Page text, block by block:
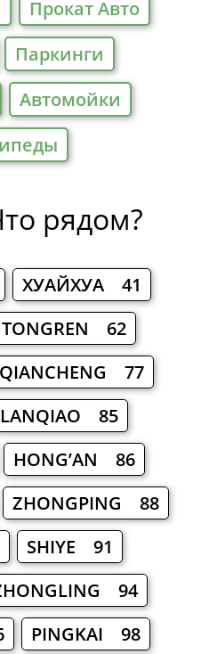
Прокат Авто
Паркинги
Автомойки
рядом?
ХУАЙХУА 41
TONGREN 62
QIANCHENG 77
LANQIAO 85
HONG’AN 86
ZHONGPING 88
SHIYE 91
94
PINGKAI 98